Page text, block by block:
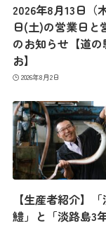
2026年8月13日（
日(土)の営業日と
のお知らせ【道の
お】
2026年8月2日
【生産者紹介】
鱧」と「淡路島3